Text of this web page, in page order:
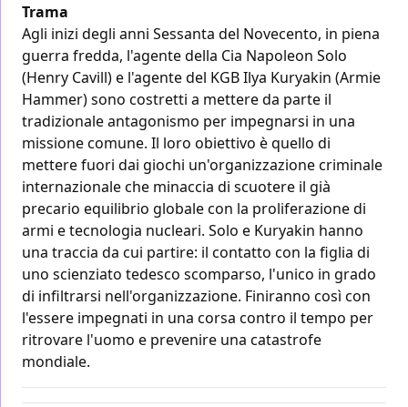
Trama
Agli inizi degli anni Sessanta del Novecento, in piena
guerra fredda, l'agente della Cia Napoleon Solo
(Henry Cavill) e l'agente del KGB Ilya Kuryakin (Armie
Hammer) sono costretti a mettere da parte il
tradizionale antagonismo per impegnarsi in una
missione comune. Il loro obiettivo è quello di
mettere fuori dai giochi un'organizzazione criminale
internazionale che minaccia di scuotere il già
precario equilibrio globale con la proliferazione di
armi e tecnologia nucleari. Solo e Kuryakin hanno
una traccia da cui partire: il contatto con la figlia di
uno scienziato tedesco scomparso, l'unico in grado
di infiltrarsi nell'organizzazione. Finiranno così con
l'essere impegnati in una corsa contro il tempo per
ritrovare l'uomo e prevenire una catastrofe
mondiale.